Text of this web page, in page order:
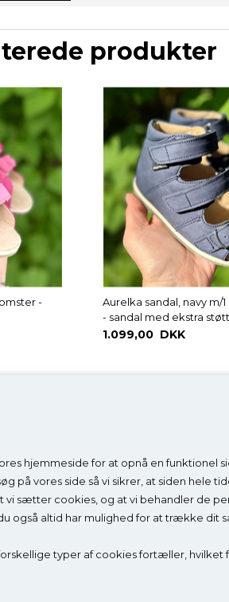
hjemmeside for at opnå en funktionel
på vores side så vi sikrer, at siden hele
vi sætter cookies, og at vi behandler de
også altid har mulighed for at trække dit
typer af cookies fortæller, hvilket
produkter
-
Aurelka sandal, navy m/
- sandal med ekstra
1.099,00 DKK
Information
Det siger vores kunder
Få fjernvejledning
Køb gavekort